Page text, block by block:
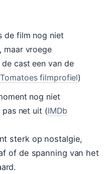
de film nog niet
maar vroege
cast een van de
filmprofiel)
nog niet
pas net uit (IMDb
sterk op nostalgie,
of de spanning van het